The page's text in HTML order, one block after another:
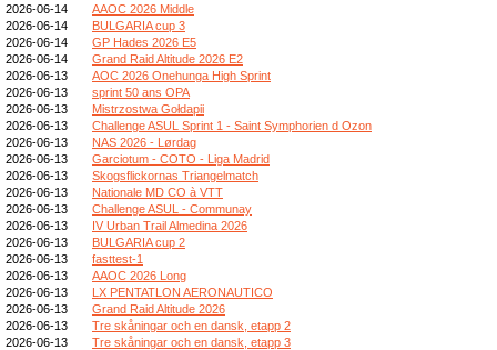
2026-06-14
AAOC 2026 Middle
2026-06-14
BULGARIA cup 3
2026-06-14
GP Hades 2026 E5
2026-06-14
Grand Raid Altitude 2026 E2
2026-06-13
AOC 2026 Onehunga High Sprint
2026-06-13
sprint 50 ans OPA
2026-06-13
Mistrzostwa Gołdapii
2026-06-13
Challenge ASUL Sprint 1 - Saint Symphorien d Ozon
2026-06-13
NAS 2026 - Lørdag
2026-06-13
Garciotum - COTO - Liga Madrid
2026-06-13
Skogsflickornas Triangelmatch
2026-06-13
Nationale MD CO à VTT
2026-06-13
Challenge ASUL - Communay
2026-06-13
IV Urban Trail Almedina 2026
2026-06-13
BULGARIA cup 2
2026-06-13
fasttest-1
2026-06-13
AAOC 2026 Long
2026-06-13
LX PENTATLON AERONAUTICO
2026-06-13
Grand Raid Altitude 2026
2026-06-13
Tre skåningar och en dansk, etapp 2
2026-06-13
Tre skåningar och en dansk, etapp 3